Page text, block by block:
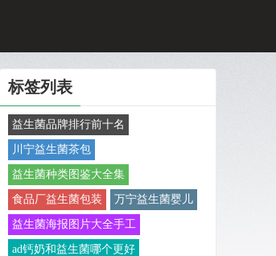
标签列表
益生菌品牌排行前十名
川宁益生菌茶包
益生菌种类图鉴大全集
食品厂益生菌包装 万宁益生菌婴儿
益生菌海报图片大全手工
ad钙奶和益生菌哪个更好